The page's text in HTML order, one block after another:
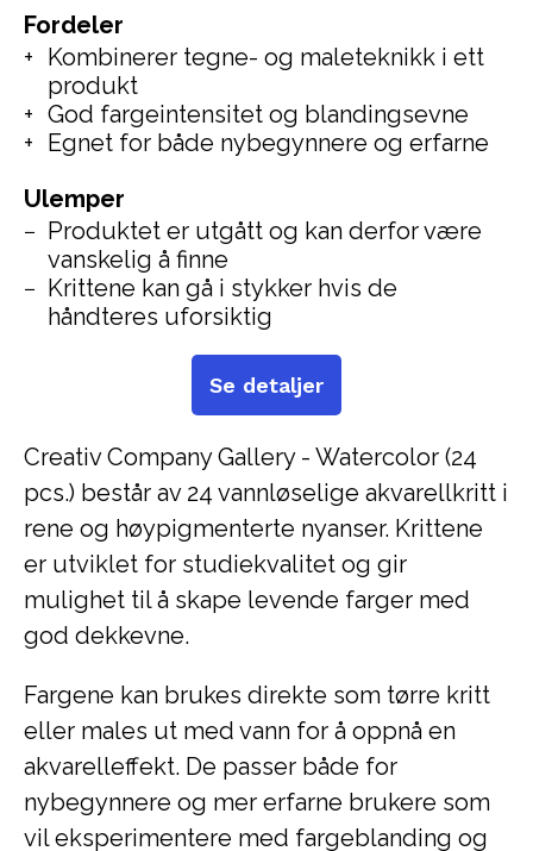
Creativ Company Gallery - Watercolor (24
pcs.) består av 24 vannløselige akvarellkritt i
rene og høypigmenterte nyanser. Krittene
er utviklet for studiekvalitet og gir
mulighet til å skape levende farger med
god dekkevne.
Fargene kan brukes direkte som tørre kritt
eller males ut med vann for å oppnå en
akvarelleffekt. De passer både for
nybegynnere og mer erfarne brukere som
vil eksperimentere med fargeblanding og
Fordeler
Kombinerer tegne- og maleteknikk i ett
produkt
God fargeintensitet og blandingsevne
Egnet for både nybegynnere og erfarne
Ulemper
Produktet er utgått og kan derfor være
vanskelig å finne
Krittene kan gå i stykker hvis de
håndteres uforsiktig
Se detaljer